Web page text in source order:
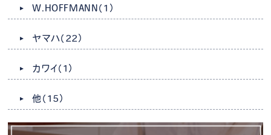
W.HOFFMANN （1）
ヤマハ（22）
カワイ （1）
他 （15）